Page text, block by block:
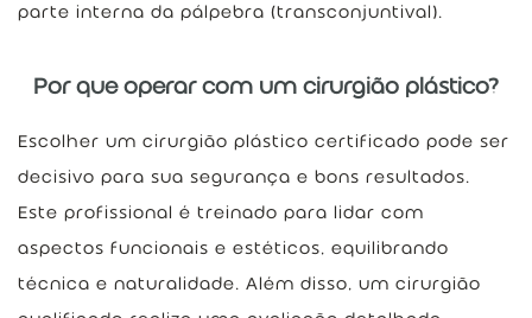
parte interna da pálpebra (transconjuntival).
Por que operar com um cirurgião plástico?
Escolher um cirurgião plástico certificado pode ser
decisivo para sua segurança e bons resultados.
Este profissional é treinado para lidar com
aspectos funcionais e estéticos, equilibrando
técnica e naturalidade. Além disso, um cirurgião